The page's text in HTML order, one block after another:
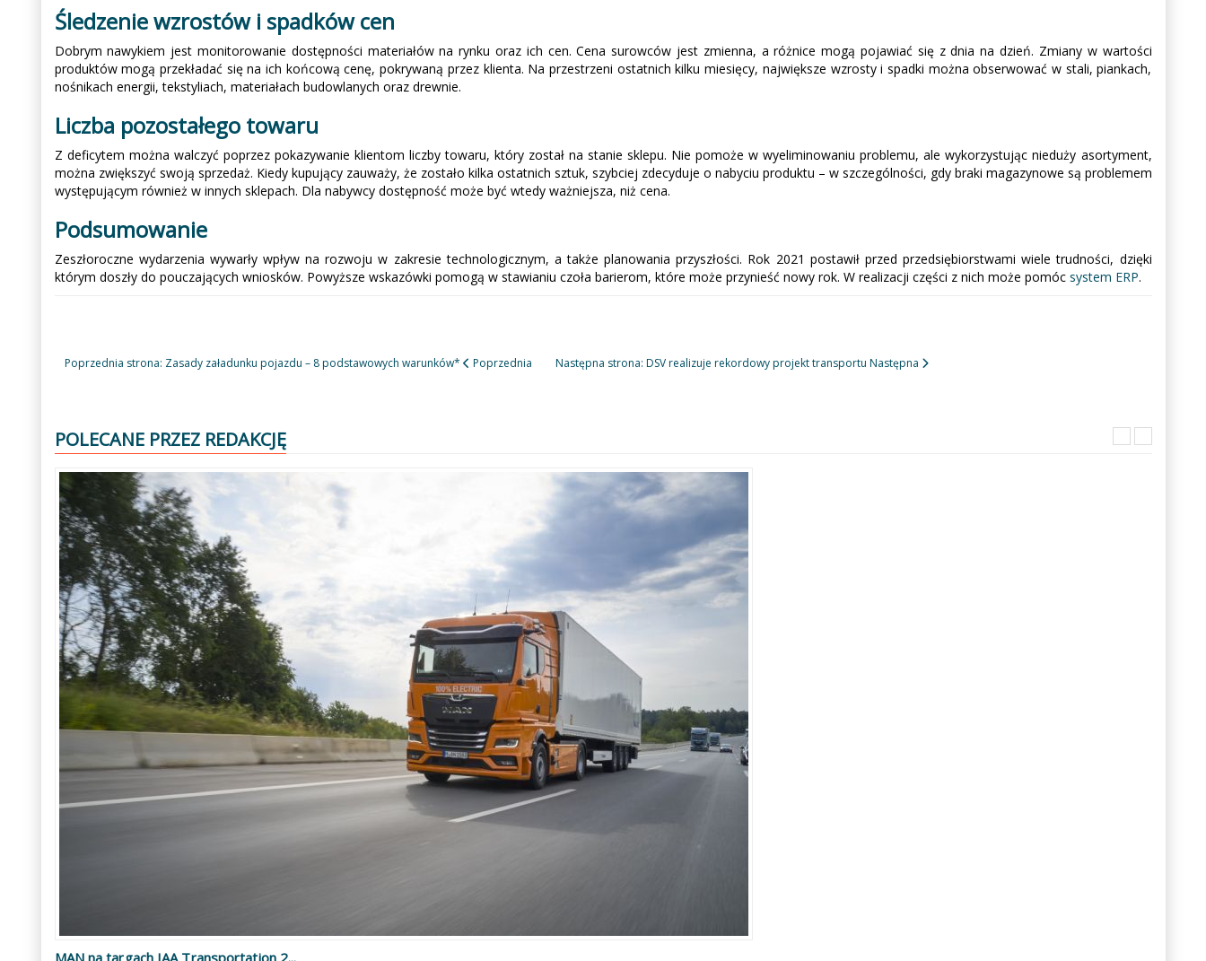
Śledzenie wzrostów i spadków cen
Dobrym nawykiem jest monitorowanie dostępności materiałów na rynku oraz ich cen. Cena surowców jest zmienna, a różnice mogą pojawiać się z dnia na dzień. Zmiany w wartości
produktów mogą przekładać się na ich końcową cenę, pokrywaną przez klienta. Na przestrzeni ostatnich kilku miesięcy, największe wzrosty i spadki można obserwować w stali, piankach,
nośnikach energii, tekstyliach, materiałach budowlanych oraz drewnie.
Liczba pozostałego towaru
Z deficytem można walczyć poprzez pokazywanie klientom liczby towaru, który został na stanie sklepu. Nie pomoże w wyeliminowaniu problemu, ale wykorzystując nieduży asortyment,
można zwiększyć swoją sprzedaż. Kiedy kupujący zauważy, że zostało kilka ostatnich sztuk, szybciej zdecyduje o nabyciu produktu – w szczególności, gdy braki magazynowe są problemem
występującym również w innych sklepach. Dla nabywcy dostępność może być wtedy ważniejsza, niż cena.
Podsumowanie
Zeszłoroczne wydarzenia wywarły wpływ na rozwoju w zakresie technologicznym, a także planowania przyszłości. Rok 2021 postawił przed przedsiębiorstwami wiele trudności, dzięki
którym doszły do pouczających wniosków. Powyższe wskazówki pomogą w stawianiu czoła barierom, które może przynieść nowy rok. W realizacji części z nich może pomóc system ERP.
Poprzednia strona: Zasady załadunku pojazdu – 8 podstawowych warunków* Poprzednia Następna strona: DSV realizuje rekordowy projekt transportu Następna
POLECANE PRZEZ REDAKCJĘ
Poprzedni
Następny
MAN na targach IAA Transportation 2...